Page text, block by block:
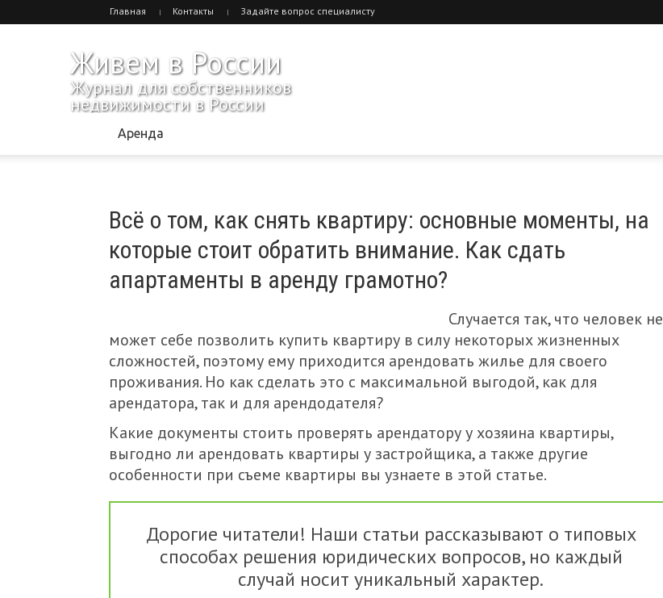
Главная Контакты Задайте вопрос специалисту
Живем в России
Журнал для собственников
недвижимости в России
Аренда
Всё о том, как снять квартиру: основные моменты, на
которые стоит обратить внимание. Как сдать
апартаменты в аренду грамотно?
Случается так, что человек не
может себе позволить купить квартиру в силу некоторых жизненных
сложностей, поэтому ему приходится арендовать жилье для своего
проживания. Но как сделать это с максимальной выгодой, как для
арендатора, так и для арендодателя?
Какие документы стоить проверять арендатору у хозяина квартиры,
выгодно ли арендовать квартиры у застройщика, а также другие
особенности при съеме квартиры вы узнаете в этой статье.
Дорогие читатели! Наши статьи рассказывают о типовых
способах решения юридических вопросов, но каждый
случай носит уникальный характер.